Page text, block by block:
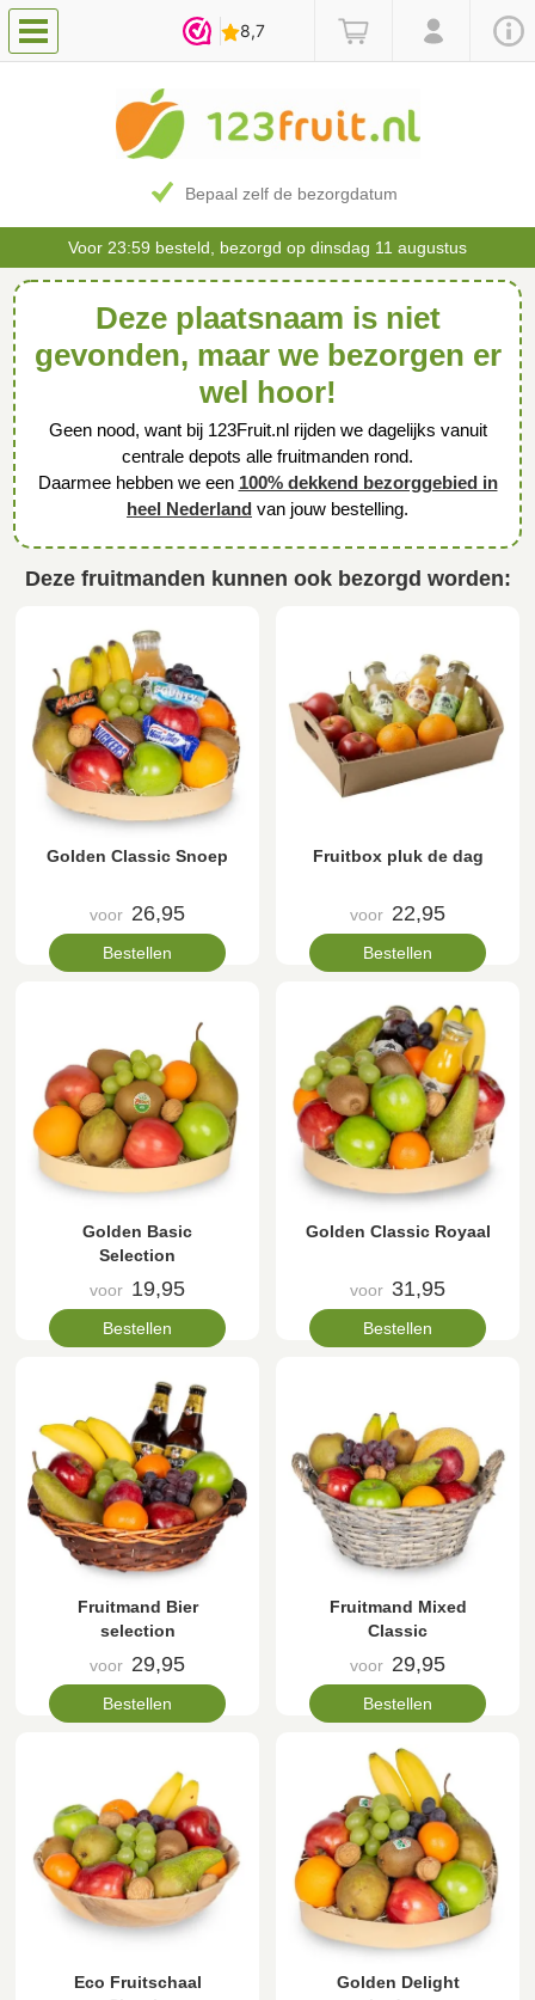
Bepaal zelf de bezorgdatum
Voor 23:59 besteld, bezorgd op dinsdag 11 augustus
Deze plaatsnaam is niet
gevonden, maar we bezorgen er
wel hoor!
Geen nood, want bij 123Fruit.nl rijden we dagelijks vanuit
centrale depots alle fruitmanden rond.
Daarmee hebben we een 100% dekkend bezorggebied in
heel Nederland van jouw bestelling.
Deze fruitmanden kunnen ook bezorgd worden:
Golden Classic Snoep
voor 26,95
Bestellen
Fruitbox pluk de dag
voor 22,95
Bestellen
Golden Basic
Selection
voor 19,95
Bestellen
Golden Classic Royaal
voor 31,95
Bestellen
Fruitmand Bier
selection
voor 29,95
Bestellen
Fruitmand Mixed
Classic
voor 29,95
Bestellen
Eco Fruitschaal
Golden Delight